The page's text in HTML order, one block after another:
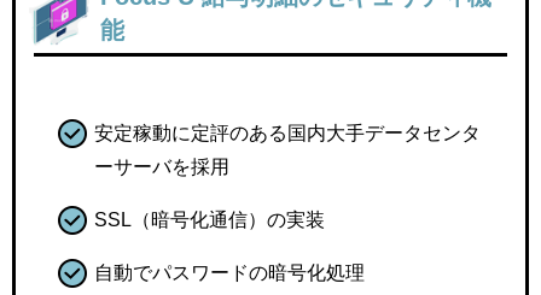
能
安定稼動に定評のある国内大手データセンタ
ーサーバを採用
SSL（暗号化通信）の実装
自動でパスワードの暗号化処理